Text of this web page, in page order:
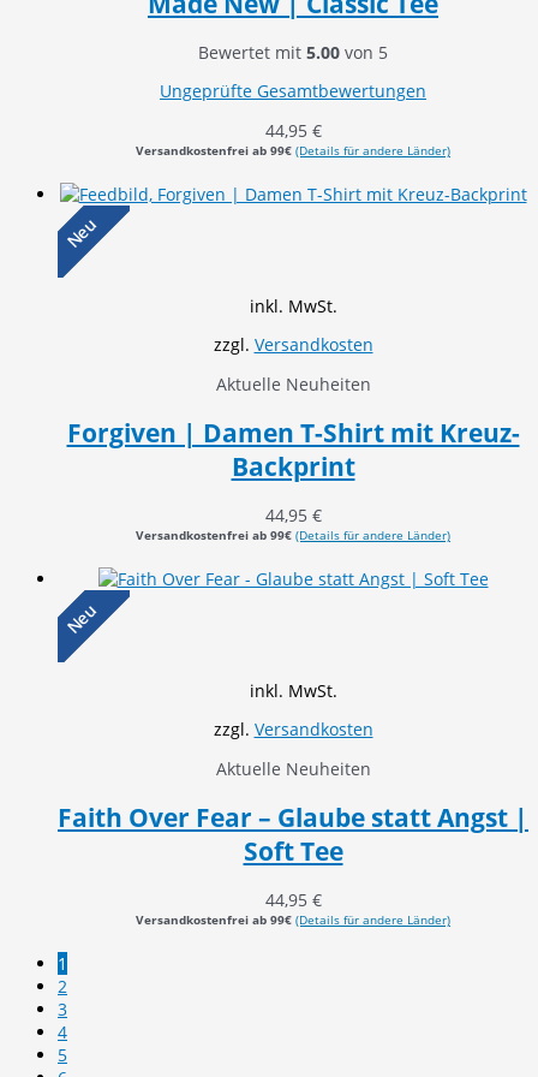
Bewertet mit 5.00 von 5
Ungeprüfte Gesamtbewertungen
44,95 €
Versandkostenfrei ab 99€ (Details für andere Länder)
Neu
inkl. MwSt.
zzgl. Versandkosten
Aktuelle Neuheiten
Forgiven | Damen T-Shirt mit Kreuz-
Backprint
44,95 €
Versandkostenfrei ab 99€ (Details für andere Länder)
Neu
inkl. MwSt.
zzgl. Versandkosten
Aktuelle Neuheiten
Faith Over Fear – Glaube statt Angst |
Soft Tee
44,95 €
Versandkostenfrei ab 99€ (Details für andere Länder)
1
2
3
4
5